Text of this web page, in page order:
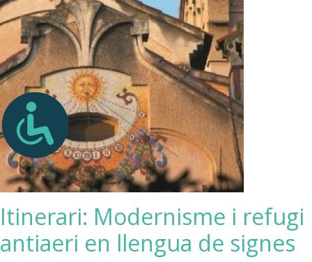
Itinerari: Modernisme i refugi
antiaeri en llengua de signes